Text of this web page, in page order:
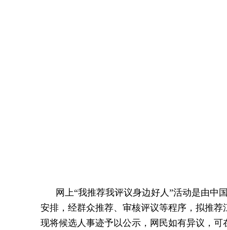
网上“我推荐我评议身边好人”活动是由中
安排，经群众推荐、审核评议等程序，拟推荐
现将候选人事迹予以公示，网民如有异议，可